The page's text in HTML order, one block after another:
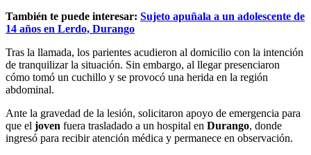
También te puede interesar: Sujeto apuñala a un adolescente de
14 años en Lerdo, Durango
Tras la llamada, los parientes acudieron al domicilio con la intención
de tranquilizar la situación. Sin embargo, al llegar presenciaron
cómo tomó un cuchillo y se provocó una herida en la región
abdominal.
Ante la gravedad de la lesión, solicitaron apoyo de emergencia para
que el joven fuera trasladado a un hospital en Durango, donde
ingresó para recibir atención médica y permanece en observación.